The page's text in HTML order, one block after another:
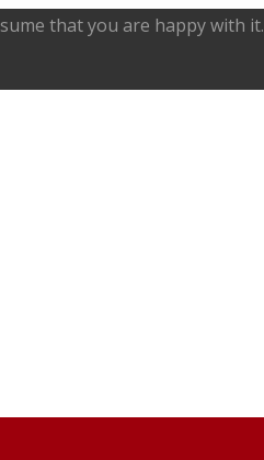
that you are happy with it.